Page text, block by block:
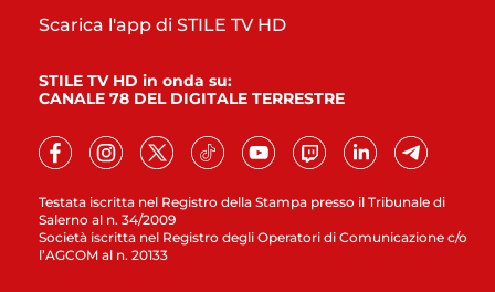
Testata iscritta nel Registro della Stampa presso il Tribunale di
Salerno al n. 34/2009
Società iscritta nel Registro degli Operatori di Comunicazione c/o
l’AGCOM al n. 20133
Scarica l'app di STILE TV HD
STILE TV HD in onda su:
CANALE 78 DEL DIGITALE TERRESTRE